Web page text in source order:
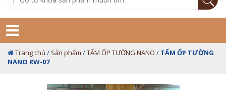
Trang chủ / Sản phẩm /TẤM ỐP TƯỜNG NANO / TẤM ỐP TƯỜNG
NANO RW-07